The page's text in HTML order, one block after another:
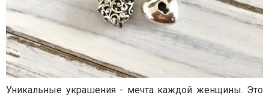
Уникальные украшения - мечта каждой женщины. Это